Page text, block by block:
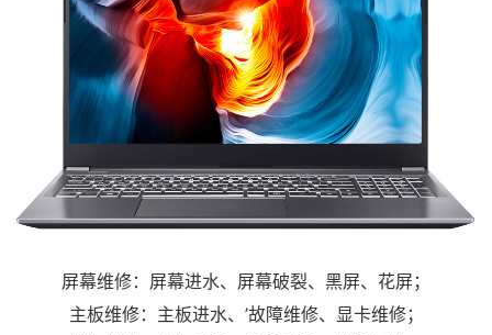
屏幕维修：屏幕进水、屏幕破裂、黑屏、花屏；
主板维修：主板进水、’故障维修、显卡维修；